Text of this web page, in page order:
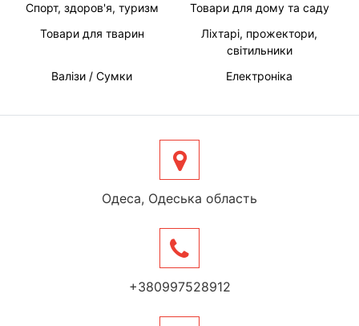
Спорт, здоров'я, туризм
Товари для дому та саду
Товари для тварин
Ліхтарі, прожектори,
світильники
Валізи / Сумки
Електроніка
Одеса, Одеська область
+380997528912